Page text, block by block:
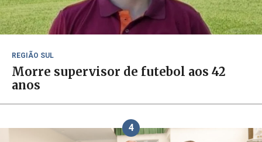
REGIÃO SUL
Morre supervisor de futebol aos 42
anos
4